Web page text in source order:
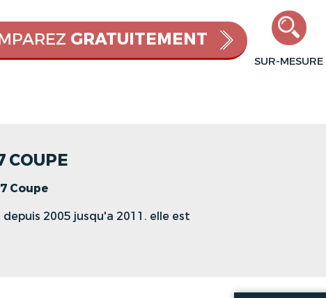
SUR-MESURE
GRATUITEMENT
COUPE
Coupe
2005 jusqu'a 2011. elle est